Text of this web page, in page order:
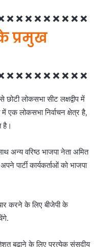
प्रमुख
लोकसभा सीट लक्षद्वीप में
लोकसभा निर्वाचन क्षेत्र है,
है।
अन्य वरिष्ठ भाजपा नेता अमित
पार्टी कार्यकर्ताओं को भाजपा
करने के लिए बीजेपी के
बढ़ाने के लिए प्रत्येक संसदीय